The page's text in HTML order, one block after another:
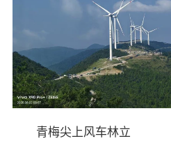
青梅尖上风车林立